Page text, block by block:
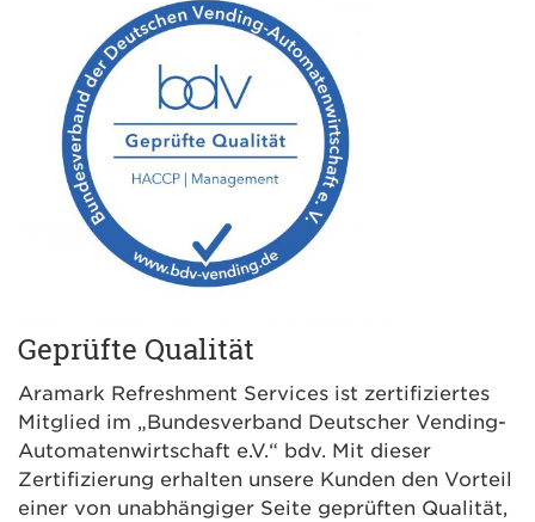
Geprüfte Qualität
Aramark Refreshment Services ist zertifiziertes
Mitglied im „Bundesverband Deutscher Vending-
Automatenwirtschaft e.V.“ bdv. Mit dieser
Zertifizierung erhalten unsere Kunden den Vorteil
einer von unabhängiger Seite geprüften Qualität,